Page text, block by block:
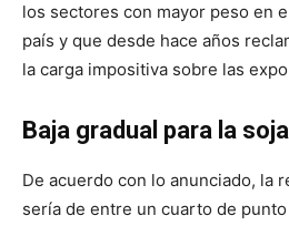
los sectores con mayor peso en
país y que desde hace años
la carga impositiva sobre las
Baja gradual para la soja
De acuerdo con lo anunciado, la
sería de entre un cuarto de